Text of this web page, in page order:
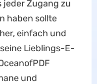
jeder Zugang zu
haben sollte
einfach und
Lieblings-E-
und